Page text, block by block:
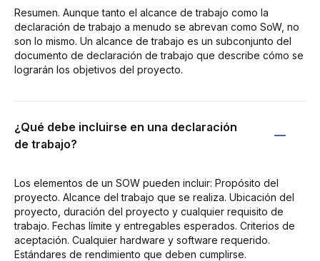
Resumen. Aunque tanto el alcance de trabajo como la
declaración de trabajo a menudo se abrevan como SoW, no
son lo mismo. Un alcance de trabajo es un subconjunto del
documento de declaración de trabajo que describe cómo se
lograrán los objetivos del proyecto.
¿Qué debe incluirse en una declaración
de trabajo?
Los elementos de un SOW pueden incluir: Propósito del
proyecto. Alcance del trabajo que se realiza. Ubicación del
proyecto, duración del proyecto y cualquier requisito de
trabajo. Fechas límite y entregables esperados. Criterios de
aceptación. Cualquier hardware y software requerido.
Estándares de rendimiento que deben cumplirse.